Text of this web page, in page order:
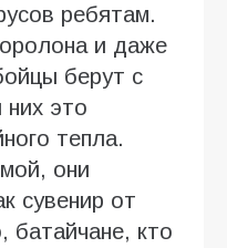
ребятам.
и даже
берут с
это
тепла.
они
сувенир от
батайчане, кто